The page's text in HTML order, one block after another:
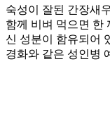
숙성이 잘된 간장새
함께 비벼 먹으면 한
신 성분이 함유되어
경화와 같은 성인병